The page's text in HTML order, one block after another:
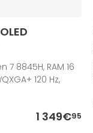
7 8845H, RAM 16
120 Hz,
1 349€95